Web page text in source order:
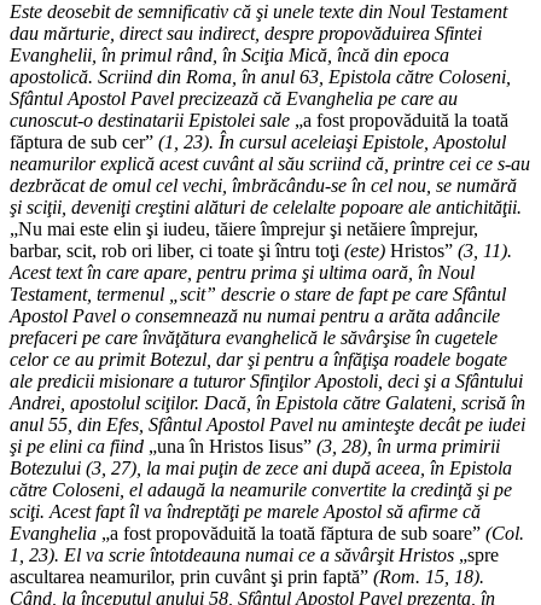
Este deosebit de semnificativ că şi unele texte din Noul Testament
dau mărturie, direct sau indirect, despre propovăduirea Sfintei
Evanghelii, în primul rând, în Sciţia Mică, încă din epoca
apostolică. Scriind din Roma, în anul 63, Epistola către Coloseni,
Sfântul Apostol Pavel precizează că Evanghelia pe care au
cunoscut-o destinatarii Epistolei sale „a fost propovăduită la toată
făptura de sub cer” (1, 23). În cursul aceleiaşi Epistole, Apostolul
neamurilor explică acest cuvânt al său scriind că, printre cei ce s-au
dezbrăcat de omul cel vechi, îmbrăcându-se în cel nou, se numără
şi sciţii, deveniţi creştini alături de celelalte popoare ale antichităţii.
„Nu mai este elin şi iudeu, tăiere împrejur şi netăiere împrejur,
barbar, scit, rob ori liber, ci toate şi întru toţi (este) Hristos” (3, 11).
Acest text în care apare, pentru prima şi ultima oară, în Noul
Testament, termenul „scit” descrie o stare de fapt pe care Sfântul
Apostol Pavel o consemnează nu numai pentru a arăta adâncile
prefaceri pe care învăţătura evanghelică le săvârşise în cugetele
celor ce au primit Botezul, dar şi pentru a înfăţişa roadele bogate
ale predicii misionare a tuturor Sfinţilor Apostoli, deci şi a Sfântului
Andrei, apostolul sciţilor. Dacă, în Epistola către Galateni, scrisă în
anul 55, din Efes, Sfântul Apostol Pavel nu aminteşte decât pe iudei
şi pe elini ca fiind „una în Hristos Iisus” (3, 28), în urma primirii
Botezului (3, 27), la mai puţin de zece ani după aceea, în Epistola
către Coloseni, el adaugă la neamurile convertite la credinţă şi pe
sciţi. Acest fapt îl va îndreptăţi pe marele Apostol să afirme că
Evanghelia „a fost propovăduită la toată făptura de sub soare” (Col.
1, 23). El va scrie întotdeauna numai ce a săvârşit Hristos „spre
ascultarea neamurilor, prin cuvânt şi prin faptă” (Rom. 15, 18).
Când, la începutul anului 58, Sfântul Apostol Pavel prezenta, în